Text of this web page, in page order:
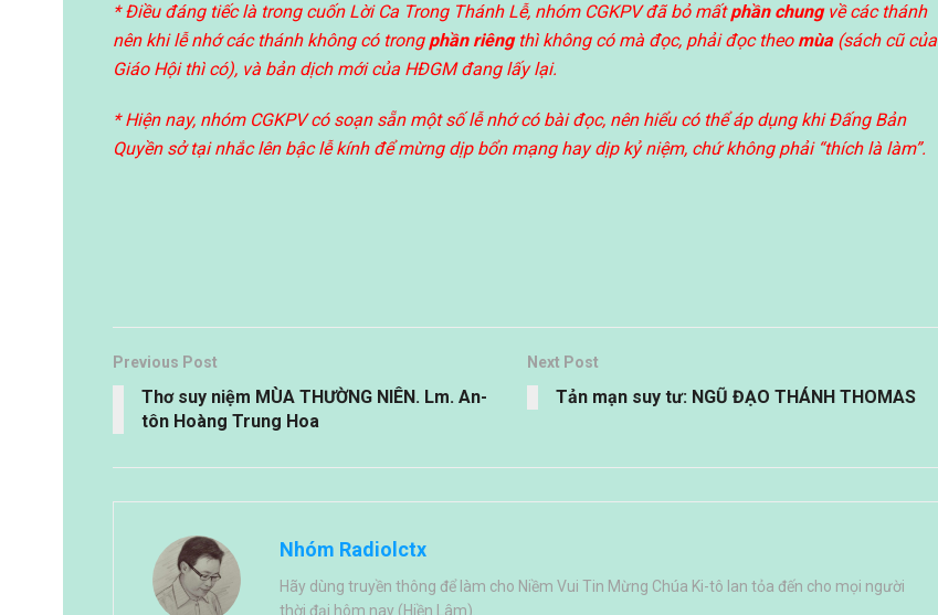
* Điều đáng tiếc là trong cuốn Lời Ca Trong Thánh Lễ, nhóm CGKPV đã bỏ mấtphần chungvề các thánh
nên khi lễ nhớ các thánh không có trong phần riêngthì không có mà đọc, phải đọc theo mùa(sách cũ của
Giáo Hội thì có), và bản dịch mới của HĐGM đang lấy lại.
* Hiện nay, nhóm CGKPV có soạn sẵn một số lễ nhớ có bài đọc, nên hiểu có thể áp dụng khi Đấng Bản
Quyền sở tại nhắc lên bậc lễ kính để mừng dịp bổn mạng hay dịp kỷ niệm, chứ không phải “thích là làm”.
Previous Post
Thơ suy niệm MÙA THƯỜNG NIÊN. Lm. An-
tôn Hoàng Trung Hoa
Next Post
Tản mạn suy tư: NGŨ ĐẠO THÁNH THOMAS
Nhóm Radiolctx
Hãy dùng truyền thông để làm cho Niềm Vui Tin Mừng Chúa Ki-tô lan tỏa đến cho mọi người
thời đại hôm nay (Hiền Lâm).